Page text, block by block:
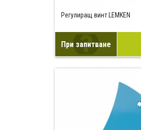
Регулиращ винт LEMKEN
При запитване